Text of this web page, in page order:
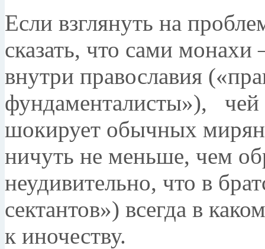
Если взглянуть на
сказать, что сами монахи
внутри православия
фундаменталисты»),
шокирует обычных
ничуть не меньше, чем
неудивительно, что в
сектантов») всегда в
к иночеству.